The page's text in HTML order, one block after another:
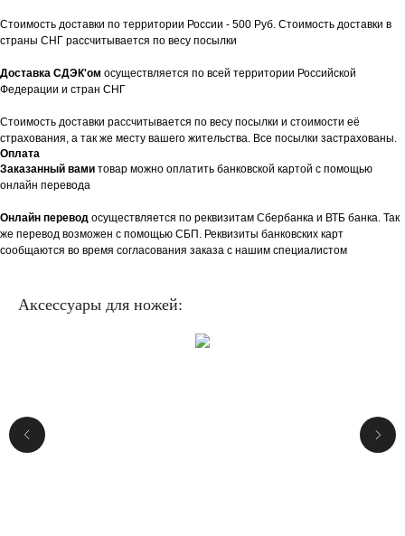
Стоимость доставки по территории России - 500 Руб. Стоимость доставки в
страны СНГ рассчитывается по весу посылки
Доставка СДЭК'ом осуществляется по всей территории Российской
Федерации и стран СНГ
Стоимость доставки рассчитывается по весу посылки и стоимости её
страхования, а так же месту вашего жительства. Все посылки застрахованы.
Оплата
Заказанный вами товар можно оплатить банковской картой с помощью
онлайн перевода
Онлайн перевод осуществляется по реквизитам Сбербанка и ВТБ банка. Так
же перевод возможен с помощью СБП. Реквизиты банковских карт
сообщаются во время согласования заказа с нашим специалистом
Аксессуары для ножей: